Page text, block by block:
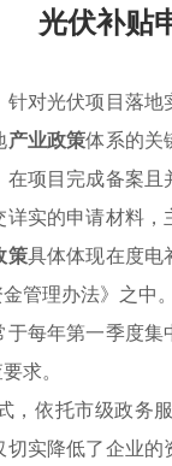
光伏补贴
对光伏项目落
产业政策体系的关
项目完成备案
实的申请材料
策具体体现在度电
管理办法》之中
每年第一季度
求。
，依托市级政务
实降低了企业